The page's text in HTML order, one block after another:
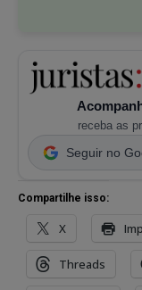
receba as
Seguir no
Compartilhe isso:
X
Threads